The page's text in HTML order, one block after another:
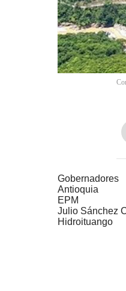
Gobernadores
Antioquia
EPM
Julio Sánchez
Hidroituango